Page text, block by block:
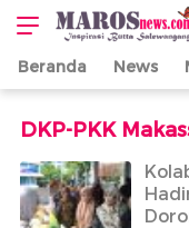
Maros News
Inspirasi Butta
Salewangang
Beranda News
DKP-PKK